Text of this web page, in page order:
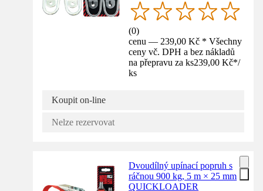
(0)
cenu — 239,00 Kč * Všechny
ceny vč. DPH a bez nákladů
na přepravu za ks239,00 Kč*/
ks
Koupit on-line
Nelze rezervovat
Dvoudílný upínací popruh s
ráčnou 900 kg, 5 m × 25 mm
QUICKLOADER